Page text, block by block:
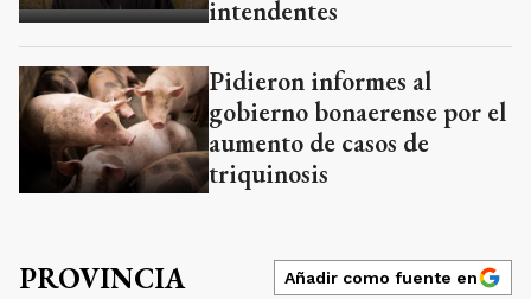
intendentes
Pidieron informes al
gobierno bonaerense por el
aumento de casos de
triquinosis
PROVINCIA Añadir como fuente en